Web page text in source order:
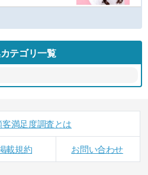
テゴリ一覧
満足度調査とは
載規約 お問い合わせ